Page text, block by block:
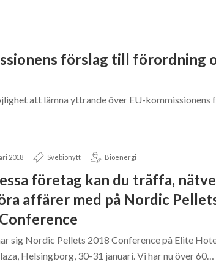
förslag till förordning
att lämna yttrande över EU-kommissionens
2018 Svebionytt Bioenergi
företag kan du träffa,
affärer med på Nordic
sig Nordic Pellets 2018 Conference på Elite
Helsingborg, 30-31 januari. Vi har nu över 60…